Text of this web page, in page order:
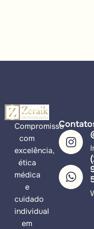
Compromisso
com
excelência,
ética
médica
e
cuidado
individual
em